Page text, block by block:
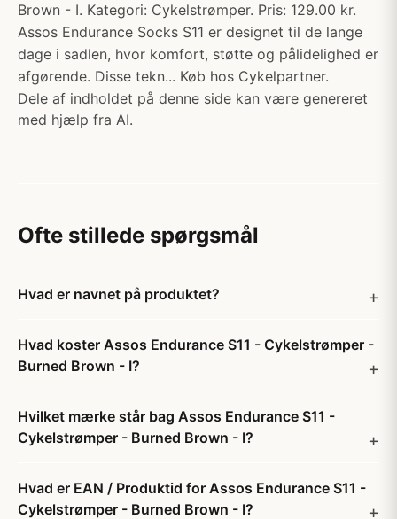
Brown - I. Kategori: Cykelstrømper. Pris: 129.00 kr.
Assos Endurance Socks S11 er designet til de lange
dage i sadlen, hvor komfort, støtte og pålidelighed er
afgørende. Disse tekn... Køb hos Cykelpartner.
Dele af indholdet på denne side kan være genereret
med hjælp fra AI.
Ofte stillede spørgsmål
Hvad er navnet på produktet?
Hvad koster Assos Endurance S11 - Cykelstrømper -
Burned Brown - I?
Hvilket mærke står bag Assos Endurance S11 -
Cykelstrømper - Burned Brown - I?
Hvad er EAN / Produktid for Assos Endurance S11 -
Cykelstrømper - Burned Brown - I?